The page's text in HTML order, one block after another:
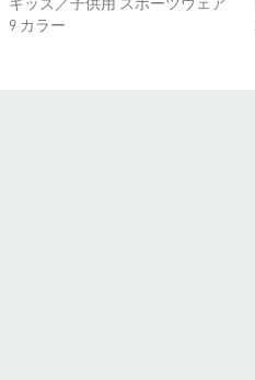
キッズ／子供用 スポーツウェア
9 カラー